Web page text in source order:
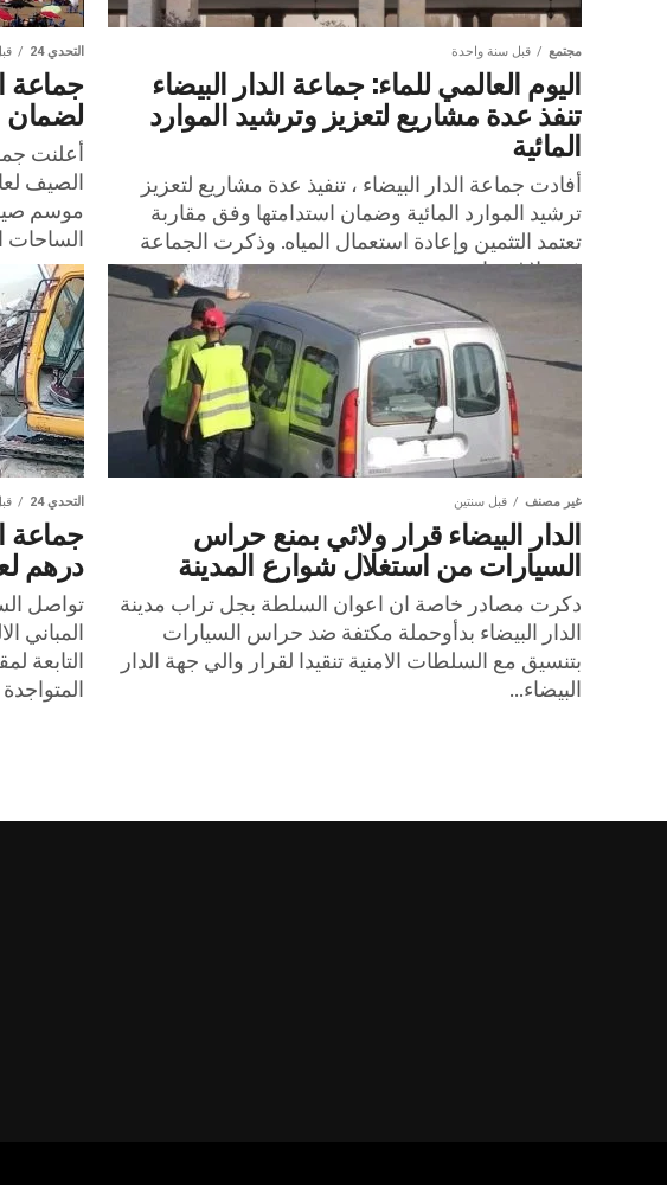
مجتمع قبل سنة واحدة
اليوم العالمي للماء: جماعة الدار البيضاء
تنفذ عدة مشاريع لتعزيز وترشيد الموارد
المائية
أفادت جماعة الدار البيضاء ، تنفيذ عدة مشاريع لتعزيز
ترشيد الموارد المائية وضمان استدامتها وفق مقاربة
تعتمد التثمين وإعادة استعمال المياه. وذكرت الجماعة
في بلاغ بمناسبة...
التحدي 24
جماعة
أعلنت
موسم
الساحات
غير مصنف قبل سنتين
الدار البيضاء قرار ولائي بمنع حراس
السيارات من استغلال شوارع المدينة
دكرت مصادر خاصة ان اعوان السلطة بجل تراب مدينة
الدار البيضاء بدأوحملة مكتفة ضد حراس السيارات
بتنسيق مع السلطات الامنية تنقيدا لقرار والي جهة الدار
البيضاء...
التحدي 24
درهم
تواصل
المباني
التابعة